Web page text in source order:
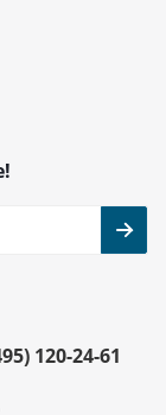
120-24-61